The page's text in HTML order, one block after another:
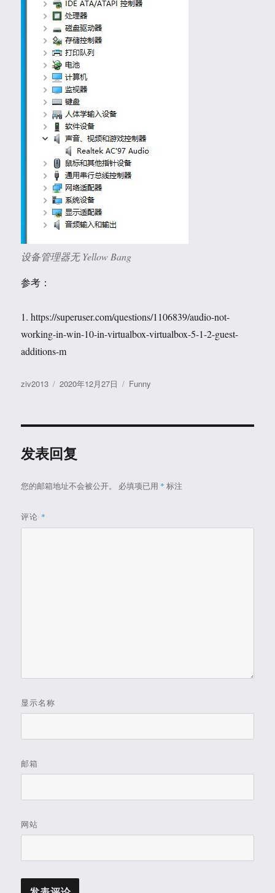
设备管理器无 Yellow Bang
参考：
1. https://superuser.com/questions/1106839/audio-not-
working-in-win-10-in-virtualbox-virtualbox-5-1-2-guest-
additions-m
作
ziv2013
发
2020年12月27日
分
Funny
发表回复
您的邮箱地址不会被公开。 必填项已用 * 标注
评论 *
显示名称
邮箱
网站